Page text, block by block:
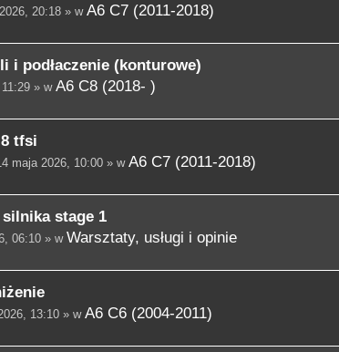
20:18 » w A6 C7 (2011-2018)
i podłaczenie (konturowe)
» w A6 C8 (2018- )
tfsi
maja 2026, 10:00 » wA6 C7 (2011-2018)
stage 1
06:10 » w Warsztaty, usługi i opinie
13:10 » w A6 C6 (2004-2011)